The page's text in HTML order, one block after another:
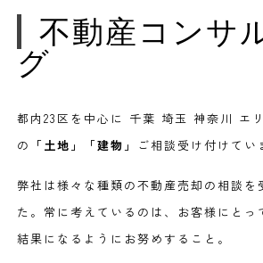
不動産コンサ
グ
都内23区を中心に 千葉 埼玉 神奈川 エ
の 「土地」「建物」 ご相談受け付けてい
弊社は様々な種類の不動産売却の相談を
た。常に考えているのは、お客様にとっ
結果になるようにお努めすること。